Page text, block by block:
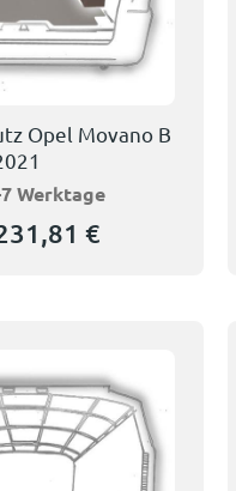
Opel Movano B
Werktage
€